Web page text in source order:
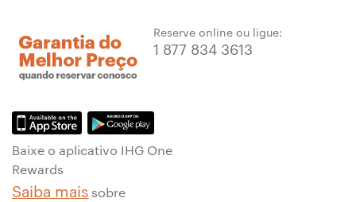
Reserve online ou ligue:
1 877 834 3613
Baixe o aplicativo IHG One
Rewards
Saiba mais sobre